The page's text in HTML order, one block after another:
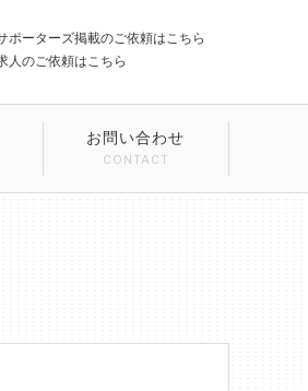
ポーターズ掲載のご依頼はこちら
人のご依頼はこちら
お問い合わせ
CONTACT